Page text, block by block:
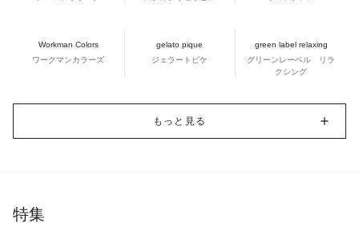
Workman Colors
ワークマンカラーズ
gelato pique
ジェラートピケ
green label relaxing
グリーンレーベル リラ
クシング
もっと見る
特集